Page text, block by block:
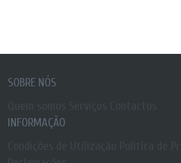
SOBRE NÓS
INFORMAÇÃO